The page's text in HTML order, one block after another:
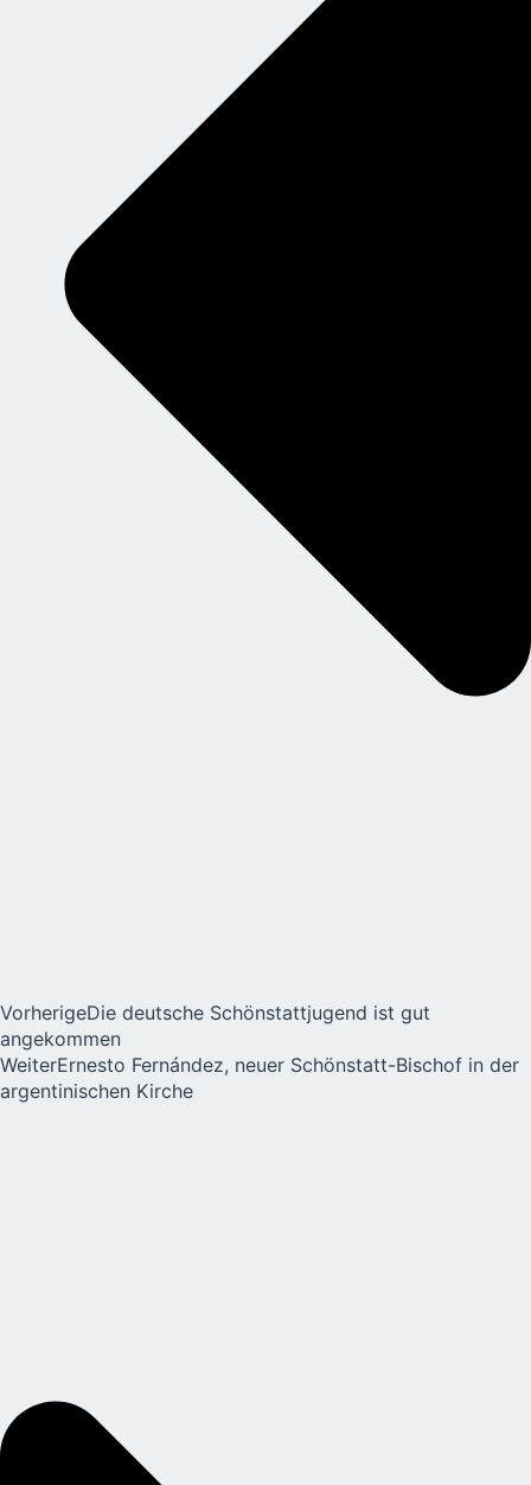
VorherigeDie deutsche Schönstattjugend ist gut
angekommen
WeiterErnesto Fernández, neuer Schönstatt-Bischof in der
argentinischen Kirche